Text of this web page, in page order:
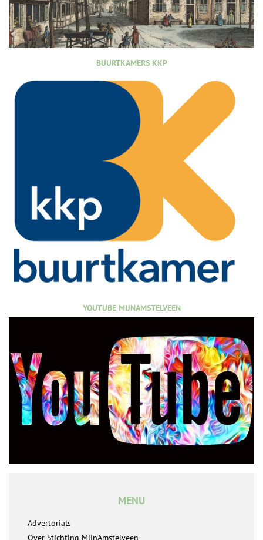
BUURTKAMERS KKP
YOUTUBE MIJNAMSTELVEEN
MENU
Advertorials